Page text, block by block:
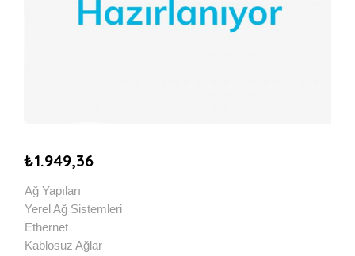
₺1.949,36
Ağ Yapıları
Yerel Ağ Sistemleri
Ethernet
Kablosuz Ağlar